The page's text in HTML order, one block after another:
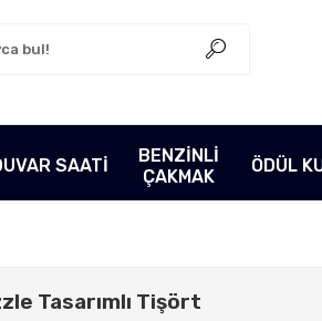
SAATİ
BENZİNLİ
ÇAKMAK
ÖDÜL
Tasarımlı Tişört